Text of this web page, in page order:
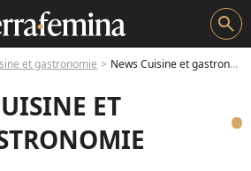
search
et gastronomie News Cuisine et gastronomie - Page 5
ET